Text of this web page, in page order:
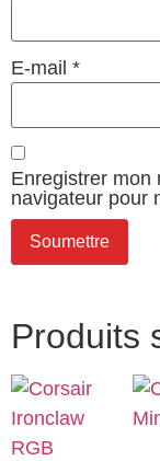
E-mail *
Enregistrer mon
navigateur pour
Produits